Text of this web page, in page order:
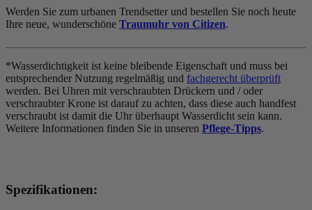
Werden Sie zum urbanen Trendsetter und bestellen Sie noch heute
Ihre neue, wunderschöne Traumuhr von Citizen.
*Wasserdichtigkeit ist keine bleibende Eigenschaft und muss bei
entsprechender Nutzung regelmäßig und fachgerecht überprüft
werden. Bei Uhren mit verschraubten Drückern und / oder
verschraubter Krone ist darauf zu achten, dass diese auch handfest
verschraubt ist damit die Uhr überhaupt Wasserdicht sein kann.
Weitere Informationen finden Sie in unseren Pflege-Tipps.
Spezifikationen: